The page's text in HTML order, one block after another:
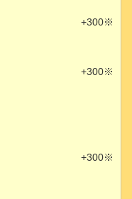
+300※
+300※
+300※